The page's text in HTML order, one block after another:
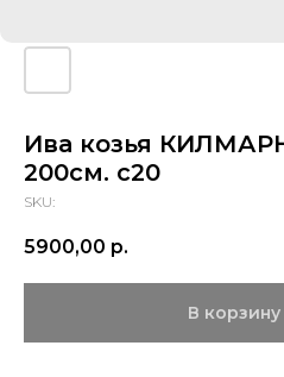
Ива козья
200см. с20
SKU:
5900,00 р.
В корзину